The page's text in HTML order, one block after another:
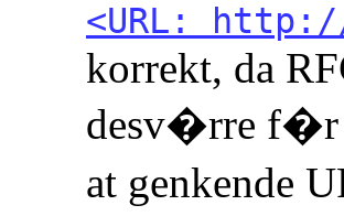
<URL: http://
korrekt, da
desv�rre f�r
at genkende